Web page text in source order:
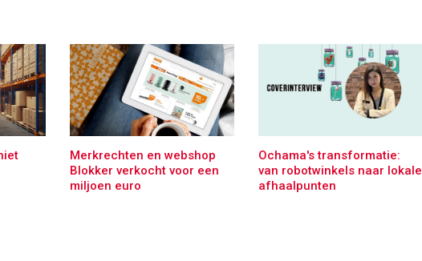
Merkrechten en webshop
Blokker verkocht voor een
miljoen euro
Ochama's transformatie:
van robotwinkels naar lokale
afhaalpunten